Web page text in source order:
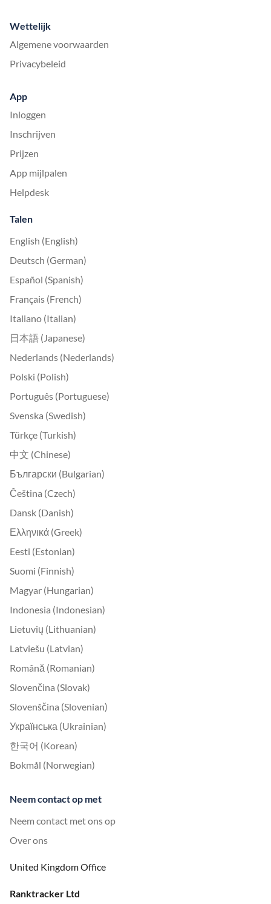
Wettelijk
Algemene voorwaarden
Privacybeleid
App
Inloggen
Inschrijven
Prijzen
App mijlpalen
Helpdesk
Talen
English (English)
Deutsch (German)
Español (Spanish)
Français (French)
Italiano (Italian)
日本語 (Japanese)
Nederlands (Nederlands)
Polski (Polish)
Português (Portuguese)
Svenska (Swedish)
Türkçe (Turkish)
中文 (Chinese)
Български (Bulgarian)
Čeština (Czech)
Dansk (Danish)
Ελληνικά (Greek)
Eesti (Estonian)
Suomi (Finnish)
Magyar (Hungarian)
Indonesia (Indonesian)
Lietuvių (Lithuanian)
Latviešu (Latvian)
Română (Romanian)
Slovenčina (Slovak)
Slovenščina (Slovenian)
Українська (Ukrainian)
한국어 (Korean)
Bokmål (Norwegian)
Neem contact op met
Neem contact met ons op
Over ons
United Kingdom Office
Ranktracker Ltd